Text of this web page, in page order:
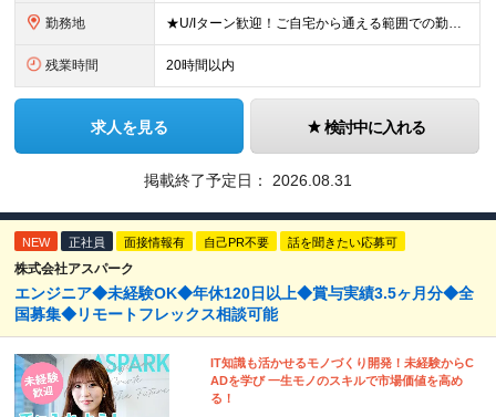
勤務地 ★U/Iターン歓迎！ご自宅から通える範囲での勤務となります ★JR西日本本社（大阪市北区）または、当社事業エリア内（北陸から北九州まで）の各支社で勤務 ※関西に本社あり※ 〈近畿エリア〉 三重県（
残業時間 20時間以内
求人を見る 検討中に入れる
掲載終了予定日： 2026.08.31
NEW 正社員 面接情報有 自己PR不要 話を聞きたい応募可
株式会社アスパーク
エンジニア◆未経験OK◆年休120日以上◆賞与実績3.5ヶ月分◆全
国募集◆リモートフレックス相談可能
IT知識も活かせるモノづくり開発！未経験からC
ADを学び 一生モノのスキルで市場価値を高め
る！